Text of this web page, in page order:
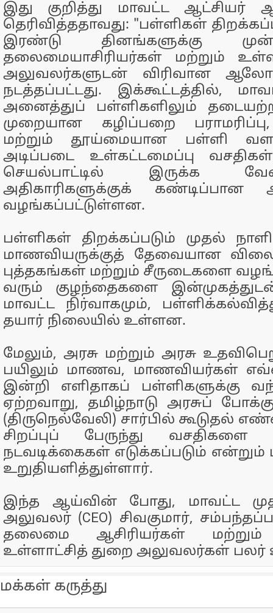
இது குறித்து மாவட்ட
தெரிவித்ததாவது: "பள்ளிகள்
இரண்டு தினங்களுக்கு
தலைமையாசிரியர்கள் மற்றும்
அலுவலர்களுடன் விரிவான
நடத்தப்பட்டது. இக்கூட்டத்தில்,
அனைத்துப் பள்ளிகளிலும் தடையற்ற
முறையான கழிப்பறை
மற்றும் தூய்மையான பள்ளி
அடிப்படை உள்கட்டமைப்பு
செயல்பாட்டில் இருக்க
அதிகாரிகளுக்குக் கண்டிப்பான
வழங்கப்பட்டுள்ளன.
பள்ளிகள் திறக்கப்படும் முதல்
மாணவியருக்குத் தேவையான
புத்தகங்கள் மற்றும் சீருடைகளை
வரும் குழந்தைகளை
மாவட்ட நிர்வாகமும்,
தயார் நிலையில் உள்ளன.
மேலும், அரசு மற்றும் அரசு
பயிலும் மாணவ, மாணவியர்கள்
இன்றி எளிதாகப் பள்ளிகளுக்கு
ஏற்றவாறு, தமிழ்நாடு அரசுப்
(திருநெல்வேலி) சார்பில் கூடுதல்
சிறப்புப் பேருந்து
நடவடிக்கைகள் எடுக்கப்படும் என்றும்
உறுதியளித்துள்ளார்.
இந்த ஆய்வின் போது, மாவட்ட
அலுவலர் (CEO) சிவகுமார்,
தலைமை ஆசிரியர்கள் மற்றும்
உள்ளாட்சித் துறை அலுவலர்கள் பலர்
மக்கள் கருத்து